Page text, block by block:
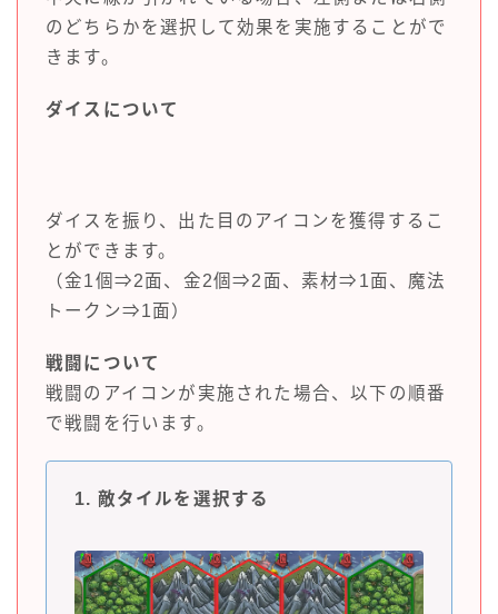
のどちらかを選択して効果を実施することがで
きます。
ダイスについて
ダイスを振り、出た目のアイコンを獲得するこ
とができます。
（金1個⇒2面、金2個⇒2面、素材⇒1面、魔法
トークン⇒1面）
戦闘について
戦闘のアイコンが実施された場合、以下の順番
で戦闘を行います。
1. 敵タイルを選択する